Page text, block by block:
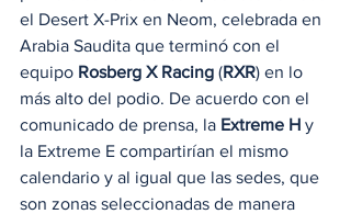
el Desert X-Prix en Neom, celebrada en
Arabia Saudita que terminó con el
equipo Rosberg X Racing (RXR) en lo
más alto del podio. De acuerdo con el
comunicado de prensa, la Extreme H y
la Extreme E compartirían el mismo
calendario y al igual que las sedes, que
son zonas seleccionadas de manera